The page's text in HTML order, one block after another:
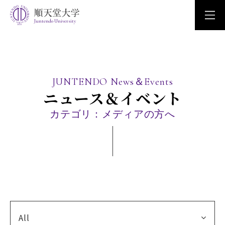
Juntendo University
JUNTENDO News＆Events
ニュース＆イベント
カテゴリ：メディアの方へ
All